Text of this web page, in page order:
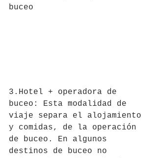
buceo
3.Hotel + operadora de
buceo: Esta modalidad de
viaje separa el alojamiento
y comidas, de la operación
de buceo. En algunos
destinos de buceo no